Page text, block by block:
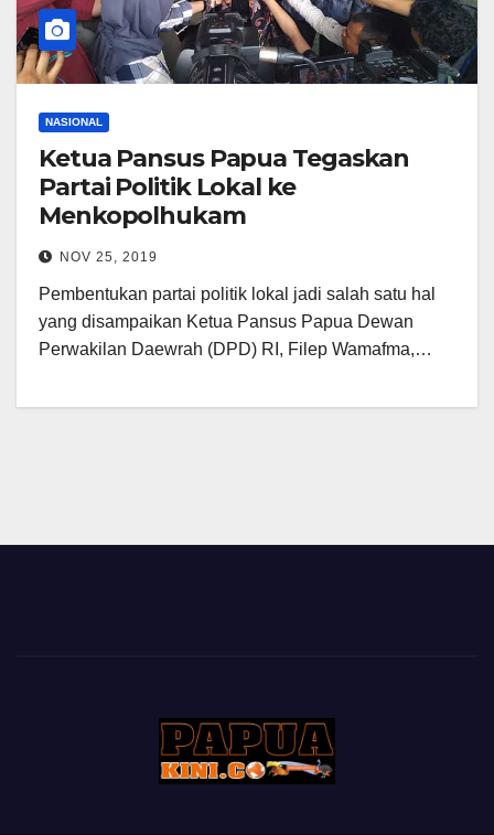
NASIONAL
Ketua Pansus Papua Tegaskan
Partai Politik Lokal ke
Menkopolhukam
NOV 25, 2019
Pembentukan partai politik lokal jadi salah satu hal
yang disampaikan Ketua Pansus Papua Dewan
Perwakilan Daewrah (DPD) RI, Filep Wamafma,…